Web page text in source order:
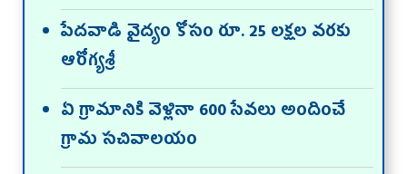
పేదవాడి వైద్యం కోసం రూ. 25 లక్షల వరకు
ఆరోగ్యశ్రీ
ఏ గ్రామానికి వెళ్లినా 600 సేవలు అందించే
గ్రామ సచివాలయం